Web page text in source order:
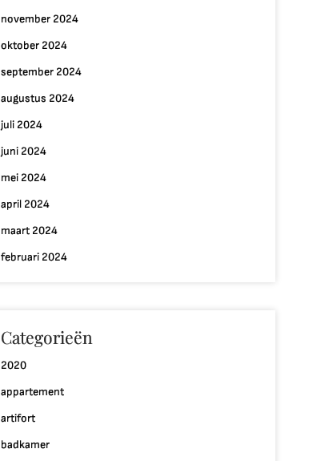
november 2024
oktober 2024
september 2024
augustus 2024
juli 2024
juni 2024
mei 2024
april 2024
maart 2024
februari 2024
Categorieën
2020
appartement
artifort
badkamer